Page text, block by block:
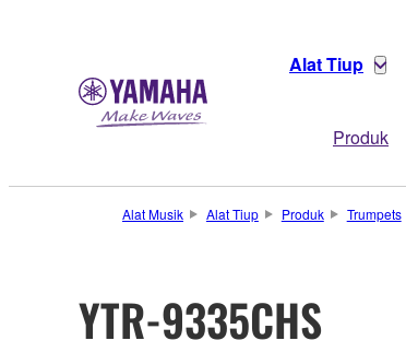
Alat Tiup
Produk
Alat Musik Alat Tiup Produk Trumpets
YTR-9335CHS